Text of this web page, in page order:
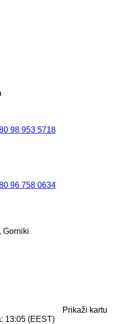
98 953 5718
96 758 0634
Gorniki
Prikaži kartu
13:05 (EEST)